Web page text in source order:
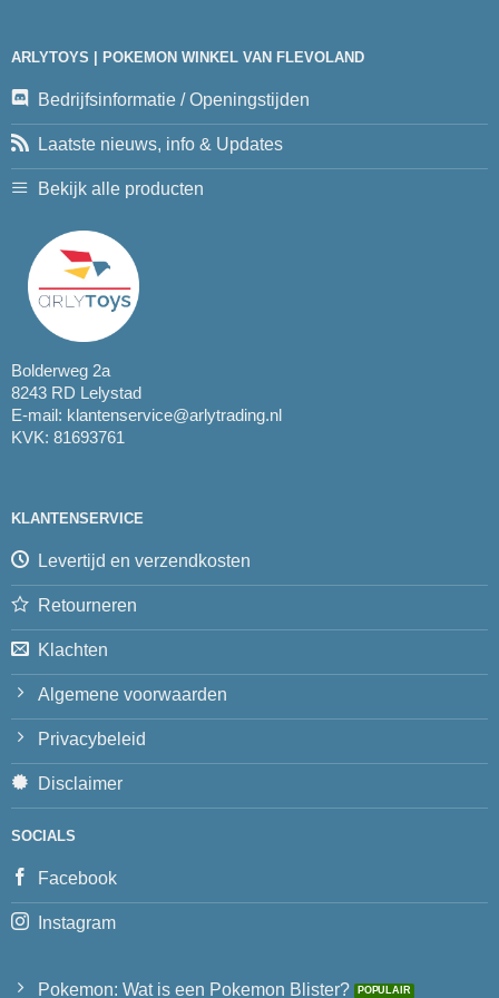
ARLYTOYS | POKEMON WINKEL VAN FLEVOLAND
Bedrijfsinformatie / Openingstijden
Laatste nieuws, info & Updates
Bekijk alle producten
Bolderweg 2a
8243 RD Lelystad
E-mail: klantenservice@arlytrading.nl
KVK: 81693761
KLANTENSERVICE
Levertijd en verzendkosten
Retourneren
Klachten
Algemene voorwaarden
Privacybeleid
Disclaimer
SOCIALS
Facebook
Instagram
Pokemon: Wat is een Pokemon Blister?